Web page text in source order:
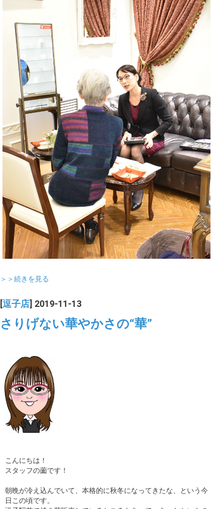
＞＞続きを見る
[逗子店] 2019-11-13
さりげない華やかさの“華”
こんにちは！
スタッフの薗です！
朝晩が冷え込んでいて、本格的に秋冬になってきたな、という今
日この頃です。